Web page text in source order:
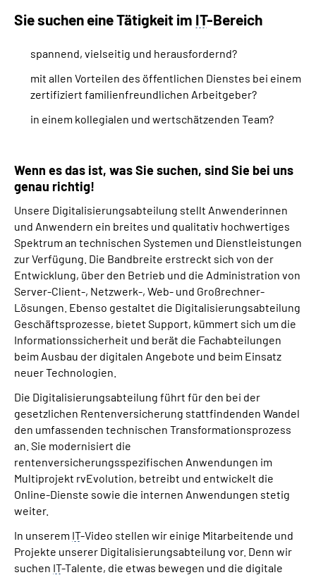
Sie suchen eine Tätigkeit im IT-Bereich
spannend, vielseitig und herausfordernd?
mit allen Vorteilen des öffentlichen Dienstes bei einem
zertifiziert familienfreundlichen Arbeitgeber?
in einem kollegialen und wertschätzenden Team?
Wenn es das ist, was Sie suchen, sind Sie bei uns
genau richtig!
Unsere Digitalisierungsabteilung stellt Anwenderinnen
und Anwendern ein breites und qualitativ hochwertiges
Spektrum an technischen Systemen und Dienstleistungen
zur Verfügung. Die Bandbreite erstreckt sich von der
Entwicklung, über den Betrieb und die Administration von
Server-Client-, Netzwerk-, Web- und Großrechner-
Lösungen. Ebenso gestaltet die Digitalisierungsabteilung
Geschäftsprozesse, bietet Support, kümmert sich um die
Informationssicherheit und berät die Fachabteilungen
beim Ausbau der digitalen Angebote und beim Einsatz
neuer Technologien.
Die Digitalisierungsabteilung führt für den bei der
gesetzlichen Rentenversicherung stattfindenden Wandel
den umfassenden technischen Transformationsprozess
an. Sie modernisiert die
rentenversicherungsspezifischen Anwendungen im
Multiprojekt rvEvolution, betreibt und entwickelt die
Online-Dienste sowie die internen Anwendungen stetig
weiter.
In unserem IT-Video stellen wir einige Mitarbeitende und
Projekte unserer Digitalisierungsabteilung vor. Denn wir
suchen IT-Talente, die etwas bewegen und die digitale